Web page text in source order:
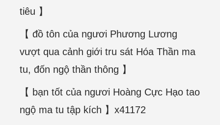
tiêu 】
【 đồ tôn của ngươi Phương Lương
vượt qua cảnh giới tru sát Hóa Thần ma
tu, đốn ngộ thần thông 】
【 bạn tốt của ngươi Hoàng Cực Hạo tao
ngộ ma tu tập kích 】x41172